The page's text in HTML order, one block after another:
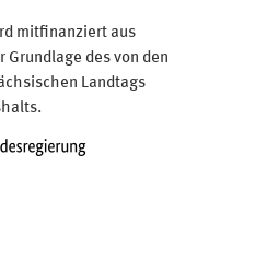
mitfinanziert aus
des von den
Landtags